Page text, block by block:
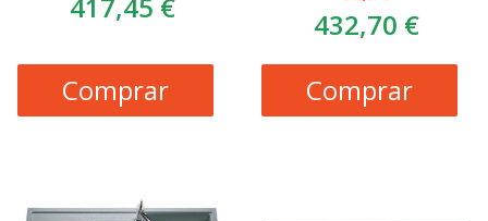
Comprar
432,70 €
Comprar